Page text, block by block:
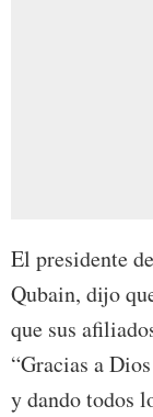
El presidente
Qubain, dijo
que sus
“Gracias a
y dando todos